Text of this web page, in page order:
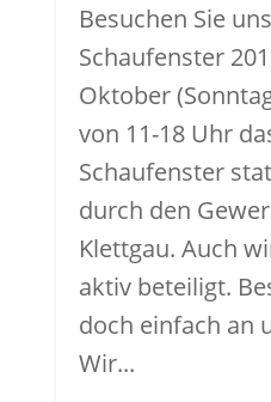
Besuchen Sie
Schaufenster
Oktober
von 11-18 Uhr
Schaufenster
durch den
Klettgau. Auch
aktiv beteiligt.
doch einfach an
Wir...